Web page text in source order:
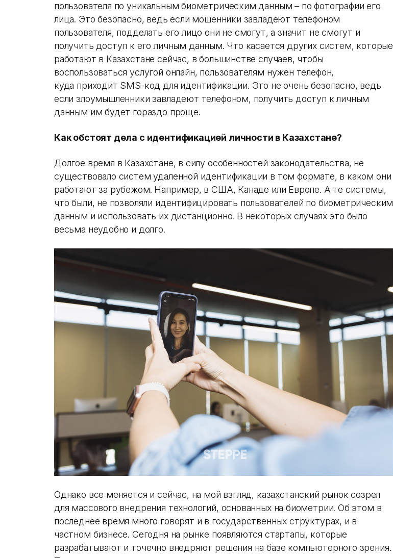
пользователя по уникальным биометрическим данным – по фотографии его
лица. Это безопасно, ведь если мошенники завладеют телефоном
пользователя, подделать его лицо они не смогут, а значит не смогут и
получить доступ к его личным данным. Что касается других систем, которые
работают в Казахстане сейчас, в большинстве случаев, чтобы
воспользоваться услугой онлайн, пользователям нужен телефон,
куда приходит SMS-код для идентификации. Это не очень безопасно, ведь
если злоумышленники завладеют телефоном, получить доступ к личным
данным им будет гораздо проще.
Как обстоят дела с идентификацией личности в Казахстане?
Долгое время в Казахстане, в силу особенностей законодательства, не
существовало систем удаленной идентификации в том формате, в каком они
работают за рубежом. Например, в США, Канаде или Европе. А те системы,
что были, не позволяли идентифицировать пользователей по биометрическим
данным и использовать их дистанционно. В некоторых случаях это было
весьма неудобно и долго.
Однако все меняется и сейчас, на мой взгляд, казахстанский рынок созрел
для массового внедрения технологий, основанных на биометрии. Об этом в
последнее время много говорят и в государственных структурах, и в
частном бизнесе. Сегодня на рынке появляются стартапы, которые
разрабатывают и точечно внедряют решения на базе компьютерного зрения.